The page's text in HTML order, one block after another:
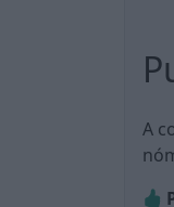
A